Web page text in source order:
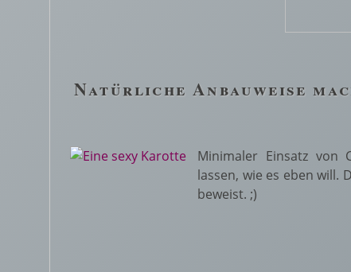
Natürliche Anbauweise
Minimaler Einsatz von
lassen, wie es eben will.
beweist. ;)